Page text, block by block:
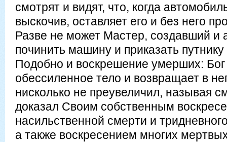
смотрят и видят, что, когда
выскочив, оставляет его и без него
Разве не может Мастер, создавший и
починить машину и приказать
Подобно и воскрешение умерших: Бог
обессиленное тело и возвращает в
нисколько не преувеличил, называя
доказал Своим собственным
насильственной смерти и
а также воскресением многих